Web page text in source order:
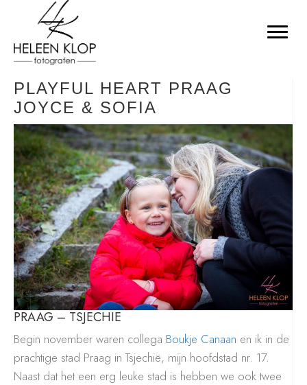
PLAYFUL HEART PRAAG
JOYCE & SOFIA
PRAAG – TSJECHIE
Begin november waren collega Boukje Canaan en ik in de
prachtige stad Praag in Tsjechië, mijn hoofdstad nr. 17.
Naast dat het een erg leuke stad is hebben we ook twee